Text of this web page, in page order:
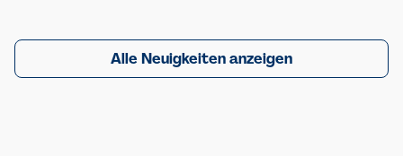
Alle Neuigkeiten anzeigen